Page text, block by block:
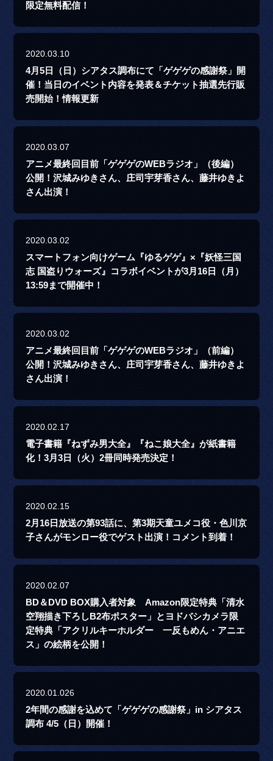
限定無料配信！
2020.03.10
4月5日（日）シアタス調布にて「ゲゲゲの感謝祭」開
催！当日のイベント内容を発表＆チケット抽選先行販
売開始！情報更新
2020.03.07
アニメ最終回目前「ゲゲゲのWEBラジオ」（後編）
公開！沢城みゆきさん、庄司宇芽香さん、藤井ゆきよ
さん出演！
2020.03.02
スマートフォン向けゲーム『ゆるゲゲ』×『妖怪三国
志 国盗りウォーズ』コラボイベントが3月16日（月）
13:59まで開催中！
2020.03.02
アニメ最終回目前「ゲゲゲのWEBラジオ」（前編）
公開！沢城みゆきさん、庄司宇芽香さん、藤井ゆきよ
さん出演！
2020.02.17
電子書籍『ねずみ男大全』『ねこ娘大全』が紙書籍
化！3月3日（火）2冊同時発売決定！
2020.02.15
2月16日放送の第93話に、第3期天童ユメコ役・色川京
子さんがモンロー役でゲスト出演！コメント到着！
2020.02.07
BD＆DVD BOX購入者対象 Amazon限定特典「清水
空翔描き下ろしB2布ポスター」とヨドバシカメラ限
定特典「アクリルキーホルダー 一反もめん・アニエ
ス」の絵柄を公開！
2020.01.026
2年間の感謝を込めて「ゲゲゲの感謝祭」in シアタス
調布 4/5（日）開催！